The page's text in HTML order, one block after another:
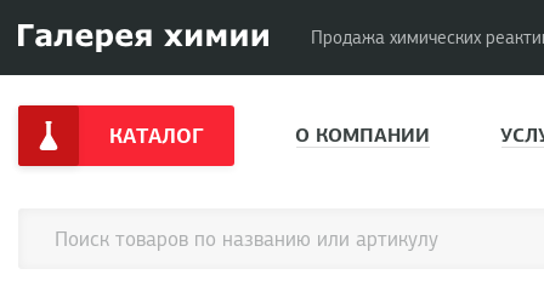
Продажа химических
КАТАЛОГ О КОМПАНИИ